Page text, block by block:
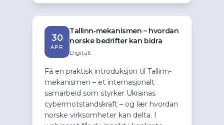
30
APR
Tallinn‑mekanismen – hvordan
norske bedrifter kan bidra
Digitalt
Få en praktisk introduksjon til Tallinn-
mekanismen – et internasjonalt
samarbeid som styrker Ukrainas
cybermotstandskraft – og lær hvordan
norske virksomheter kan delta. I